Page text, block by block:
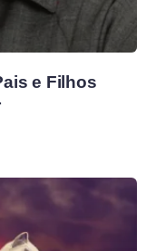
e Filhos